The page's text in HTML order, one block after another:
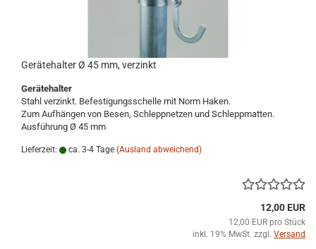
Gerätehalter Ø 45 mm, verzinkt
Gerätehalter
Stahl verzinkt. Befestigungsschelle mit Norm Haken.
Zum Aufhängen von Besen, Schleppnetzen und Schleppmatten.
Ausführung Ø 45 mm
Lieferzeit: ca. 3-4 Tage (Ausland abweichend)
12,00 EUR
12,00 EUR pro Stück
inkl. 19% MwSt. zzgl. Versand